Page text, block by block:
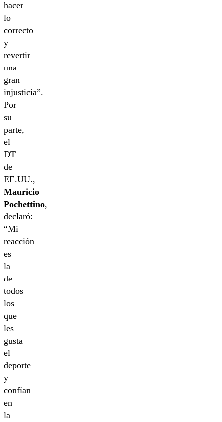
hacer
lo
correcto
y
revertir
una
gran
injusticia”.
Por
su
parte,
el
DT
de
EE.UU.,
Mauricio
Pochettino,
declaró:
“Mi
reacción
es
la
de
todos
los
que
les
gusta
el
deporte
y
confían
en
la